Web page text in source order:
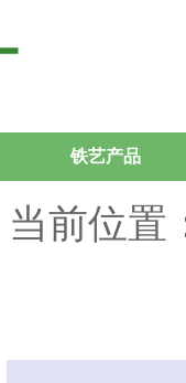
铁艺产品
当前位置